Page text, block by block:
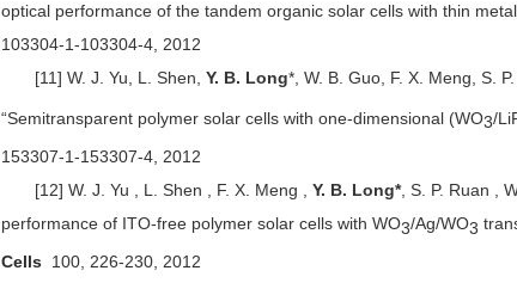
optical performance of the tandem organic solar cells with thin
103304-1-103304-4, 2012
[11] W. J. Yu, L. Shen, Y. B. Long*, W. B. Guo, F. X. Meng, S.
“Semitransparent polymer solar cells with one-dimensional (WO3/
153307-1-153307-4, 2012
[12] W. J. Yu , L. Shen , F. X. Meng , Y. B. Long*, S. P. Ruan ,
performance of ITO-free polymer solar cells with WO3/Ag/WO3
Cells 100, 226-230, 2012